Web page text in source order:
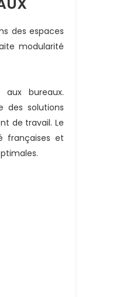
des espaces
modularité
bureaux.
des solutions
de travail. Le
françaises et